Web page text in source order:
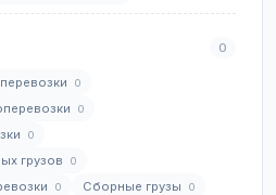
0
0
0
0
грузов 0
0 Сборные грузы 0